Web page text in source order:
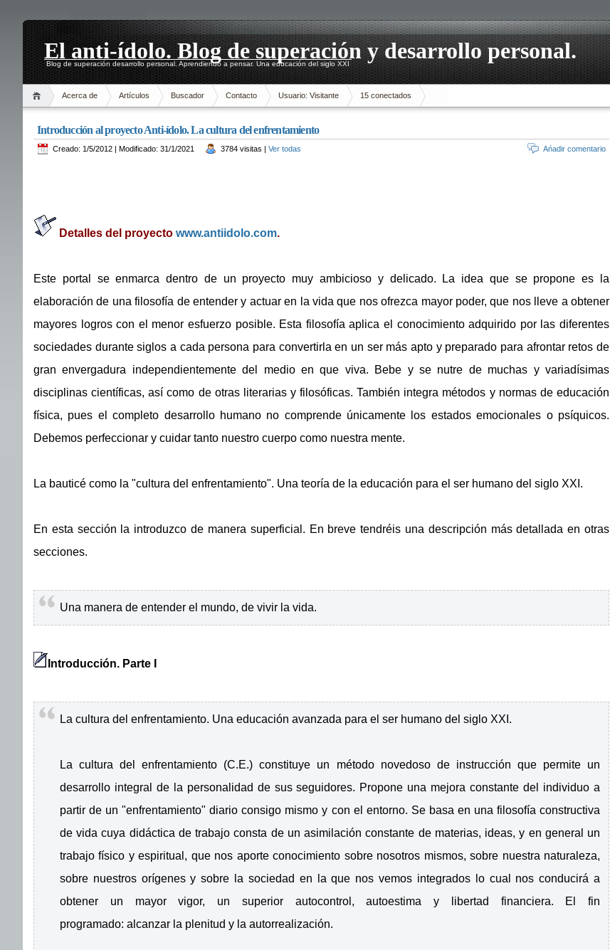
El anti-ídolo. Blog de superación y desarrollo personal.
Blog de superación desarrollo personal. Aprendiendo a pensar. Una educación del siglo XXI
Acerca de Artículos Buscador Contacto Usuario: Visitante 15 conectados
Introducción al proyecto Anti-ídolo. La cultura del enfrentamiento
Creado: 1/5/2012 | Modificado: 31/1/2021 3784 visitas | Ver todas Ańadir comentario
Detalles del proyecto www.antiidolo.com.
Este portal se enmarca dentro de un proyecto muy ambicioso y delicado. La idea que se propone es la
elaboración de una filosofía de entender y actuar en la vida que nos ofrezca mayor poder, que nos lleve a obtener
mayores logros con el menor esfuerzo posible. Esta filosofía aplica el conocimiento adquirido por las diferentes
sociedades durante siglos a cada persona para convertirla en un ser más apto y preparado para afrontar retos de
gran envergadura independientemente del medio en que viva. Bebe y se nutre de muchas y variadísimas
disciplinas científicas, así como de otras literarias y filosóficas. También integra métodos y normas de educación
física, pues el completo desarrollo humano no comprende únicamente los estados emocionales o psíquicos.
Debemos perfeccionar y cuidar tanto nuestro cuerpo como nuestra mente.
La bauticé como la "cultura del enfrentamiento". Una teoría de la educación para el ser humano del siglo XXI.
En esta sección la introduzco de manera superficial. En breve tendréis una descripción más detallada en otras
secciones.
Una manera de entender el mundo, de vivir la vida.
Introducción. Parte I
La cultura del enfrentamiento. Una educación avanzada para el ser humano del siglo XXI.
La cultura del enfrentamiento (C.E.) constituye un método novedoso de instrucción que permite un
desarrollo integral de la personalidad de sus seguidores. Propone una mejora constante del individuo a
partir de un "enfrentamiento" diario consigo mismo y con el entorno. Se basa en una filosofía constructiva
de vida cuya didáctica de trabajo consta de un asimilación constante de materias, ideas, y en general un
trabajo físico y espiritual, que nos aporte conocimiento sobre nosotros mismos, sobre nuestra naturaleza,
sobre nuestros orígenes y sobre la sociedad en la que nos vemos integrados lo cual nos conducirá a
obtener un mayor vigor, un superior autocontrol, autoestima y libertad financiera. El fin
programado: alcanzar la plenitud y la autorrealización.